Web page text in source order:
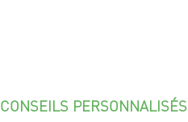
CONSEILS PERSONNALISÉS